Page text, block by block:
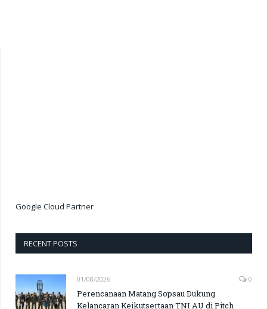
Google Cloud Partner
RECENT POSTS
01/08/2026 0
Perencanaan Matang Sopsau Dukung
Kelancaran Keikutsertaan TNI AU di Pitch